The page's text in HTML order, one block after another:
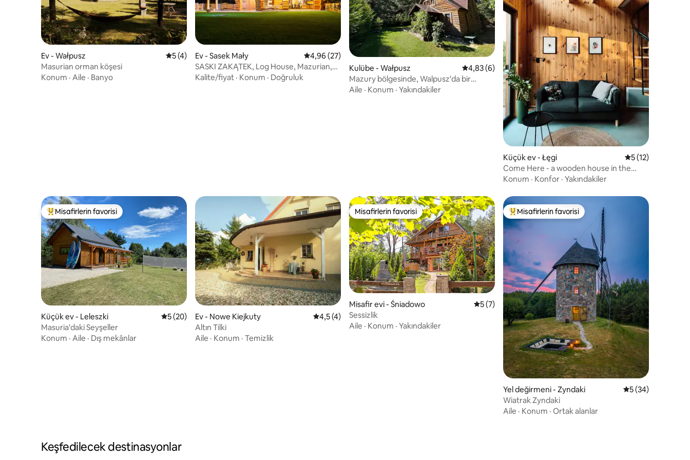
Ev - Wałpusz 5 üzerinden ortalama 5 puan, 4 değerlendirme
5 (4)
Masurian orman köşesi
Konum · Aile · Banyo
Ev - Sasek Mały 5 üzerinden ortalama 4,96 puan, 27 değerlendirme
4,96 (27)
SASKI ZAKĄTEK, Log House, Mazurian,
Sauna, İskele
Kalite/fiyat · Konum · Doğruluk
Kulübe - Wałpusz 5 üzerinden ortalama 4,83 puan, 6 değerlendirme
4,83 (6)
Mazury bölgesinde, Walpusz'da bir
kulübe
Aile · Konum · Yakındakiler
Küçük ev - Łęgi 5 üzerinden
5 (12)
Come Here - a wooden house in the
woods
Konum · Konfor · Yakındakiler
Misafirlerin favorilerinden en beğenilenler arasında
Misafirlerin favorisi
Küçük ev - Leleszki 5 üzerinden ortalama 5 puan, 20 değerlendirme
5 (20)
Masuria'daki Seyşeller
Konum · Aile · Dış mekânlar
Ev - Nowe Kiejkuty 5 üzerinden ortalama 4,5 puan, 4 değerlendirme
4,5 (4)
Altın Tilki
Aile · Konum · Temizlik
Misafirlerin favorisi
Misafirlerin favorisi
Misafir evi - Śniadowo 5 üzerinden ortalama 5 puan, 7 değerlendirme
5 (7)
Sessizlik
Aile · Konum · Yakındakiler
Misafirlerin favorilerinden en beğenilenler arasında
Misafirlerin favorisi
Yel değirmeni - Zyndaki 5 üzerinden
5 (34)
Wiatrak Zyndaki
Aile · Konum · Ortak alanlar
Keşfedilecek destinasyonlar